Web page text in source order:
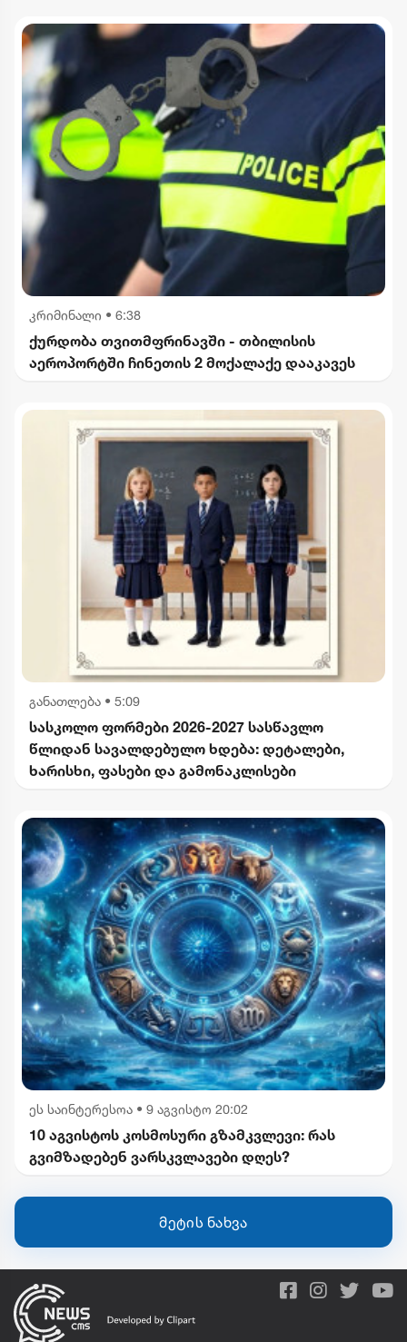
კრიმინალი • 6:38
ქურდობა თვითმფრინავში - თბილისის
აეროპორტში ჩინეთის 2 მოქალაქე დააკავეს
განათლება • 5:09
სასკოლო ფორმები 2026-2027 სასწავლო
წლიდან სავალდებულო ხდება: დეტალები,
ხარისხი, ფასები და გამონაკლისები
ეს საინტერესოა • 9 აგვისტო 20:02
10 აგვისტოს კოსმოსური გზამკვლევი: რას
გვიმზადებენ ვარსკვლავები დღეს?
მეტის ნახვა